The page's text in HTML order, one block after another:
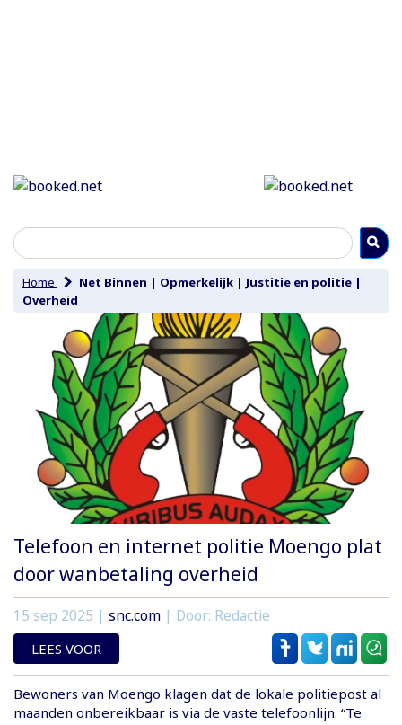
Home Net Binnen | Opmerkelijk | Justitie en politie |
Overheid
Telefoon en internet politie Moengo plat
door wanbetaling overheid
15 sep 2025 | snc.com | Door: Redactie
LEES VOOR
Bewoners van Moengo klagen dat de lokale politiepost al
maanden onbereikbaar is via de vaste telefoonlijn. “Te